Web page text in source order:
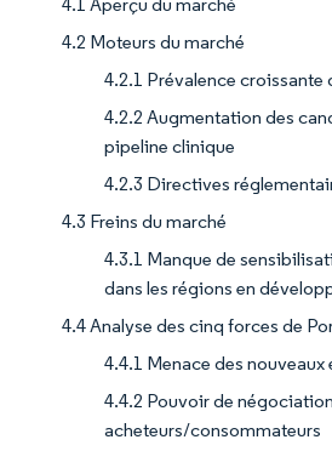
4.2 Moteurs du marché
4.2.1 Prévalence croissante
4.2.2 Augmentation des
pipeline clinique
4.2.3 Directives
4.3 Freins du marché
4.3.1 Manque de
dans les régions en
4.4 Analyse des cinq forces de
4.4.1 Menace des nouveaux
4.4.2 Pouvoir de
acheteurs/consommateurs